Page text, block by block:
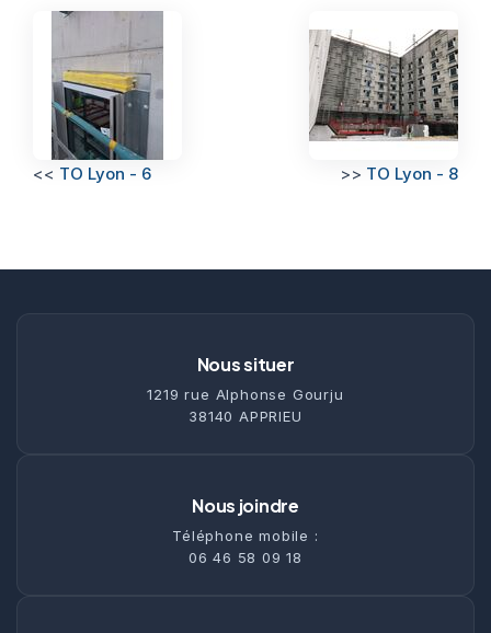
<< TO Lyon - 6 >> TO Lyon - 8
Nous situer
1219 rue Alphonse Gourju
38140 APPRIEU
Nous joindre
Téléphone mobile :
06 46 58 09 18